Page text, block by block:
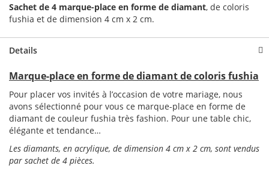
Sachet de 4 marque-place en forme de diamant, de coloris
fushia et de dimension 4 cm x 2 cm.
Details
Marque-place en forme de diamant de coloris fushia
Pour placer vos invités à l’occasion de votre mariage, nous
avons sélectionné pour vous ce marque-place en forme de
diamant de couleur fushia très fashion. Pour une table chic,
élégante et tendance…
Les diamants, en acrylique, de dimension 4 cm x 2 cm, sont vendus
par sachet de 4 pièces.